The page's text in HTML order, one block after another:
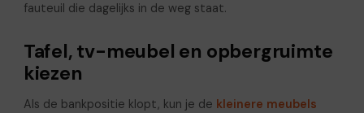
fauteuil die dagelijks in de weg staat.
Tafel, tv-meubel en opbergruimte
kiezen
Als de bankpositie klopt, kun je de kleinere meubels